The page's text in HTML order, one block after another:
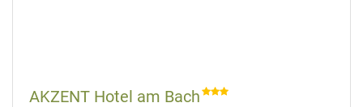
AKZENT Hotel am Bach